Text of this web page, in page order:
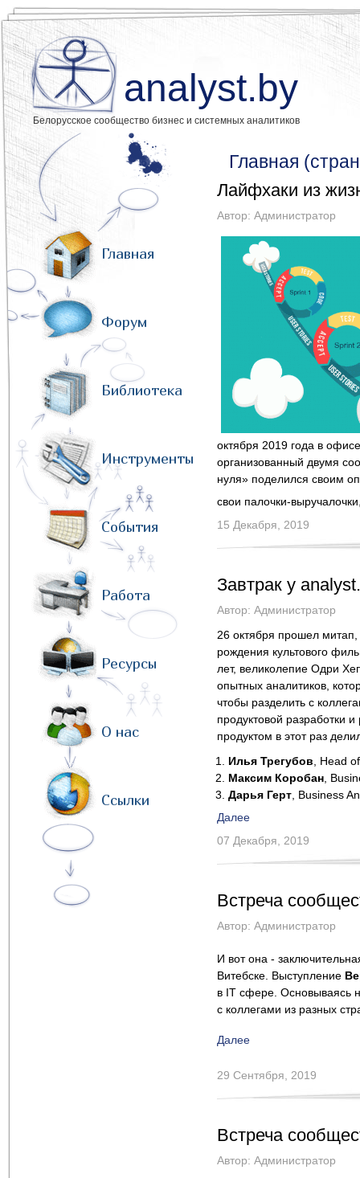
analyst.by
Белорусское сообщество бизнес и системных аналитиков
Главная
Форум
Библиотека
Инструменты
События
Работа
Ресурсы
О нас
Ссылки
Главная
Лайфхаки из
Автор: Администратор
октября 2019 года в
организованный двумя
нуля» поделился своим
свои палочки-
15 Декабря, 2019
Завтрак у
Автор: Администратор
26 октября прошел
рождения культового
лет, великолепие Одри
опытных аналитиков,
чтобы разделить с
продуктовой разработки
продуктом в этот раз
Илья Трегубов , Head
Максим Коробан ,
Дарья Герт , Business
Далее
07 Декабря, 2019
Встреча
Автор: Администратор
И вот она -
Витебске. Выступление
в IT сфере. Основываясь
с коллегами из разных
Далее
29 Сентября, 2019
Встреча
Автор: Администратор